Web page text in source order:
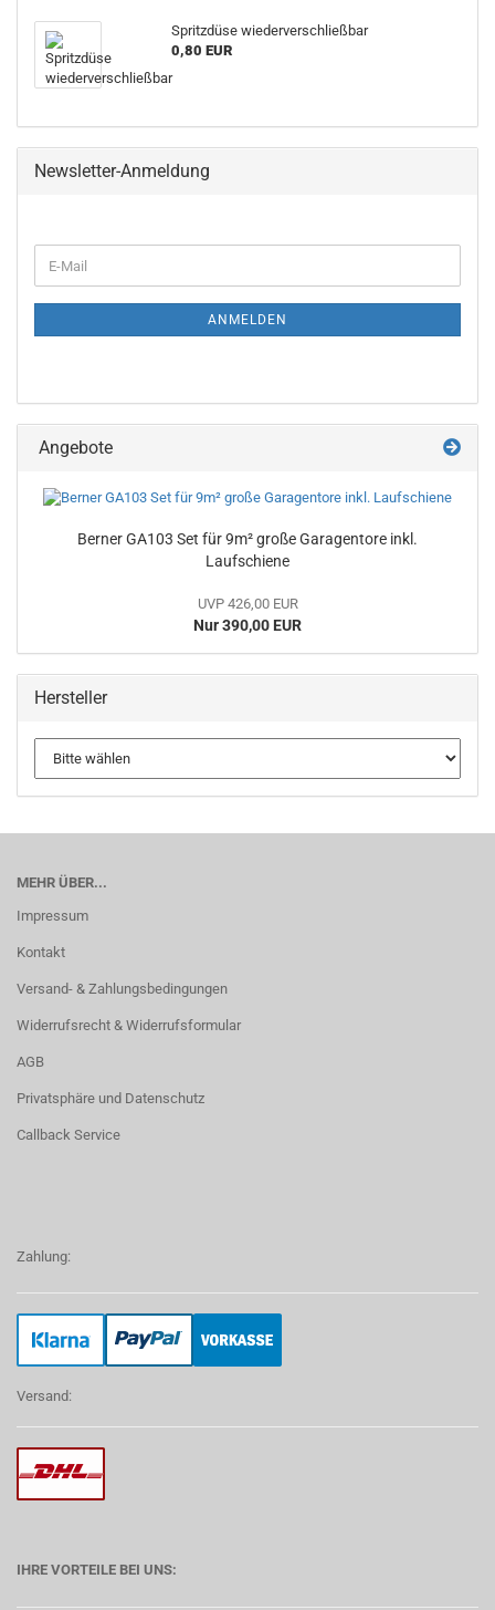
Spritzdüse wiederverschließbar
0,80 EUR
Newsletter-Anmeldung
E-
Mail
ANMELDEN
Angebote
Berner GA103 Set für 9m² große Garagentore inkl.
Laufschiene
UVP 426,00 EUR
Nur 390,00 EUR
Hersteller
MEHR ÜBER...
Impressum
Kontakt
Versand- & Zahlungsbedingungen
Widerrufsrecht & Widerrufsformular
AGB
Privatsphäre und Datenschutz
Callback Service
Zahlung:
Versand:
IHRE VORTEILE BEI UNS: